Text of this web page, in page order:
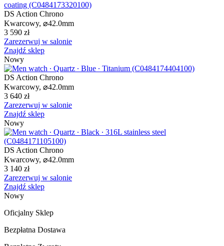
DS Action Chrono
Kwarcowy, ⌀42.0mm
3 590 zł
Zarezerwuj w salonie
Znajdź sklep
Nowy
DS Action Chrono
Kwarcowy, ⌀42.0mm
3 640 zł
Zarezerwuj w salonie
Znajdź sklep
Nowy
DS Action Chrono
Kwarcowy, ⌀42.0mm
3 140 zł
Zarezerwuj w salonie
Znajdź sklep
Nowy
Oficjalny Sklep
Bezpłatna Dostawa